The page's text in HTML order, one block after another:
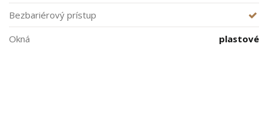
Bezbariérový prístup
Okná
plastové